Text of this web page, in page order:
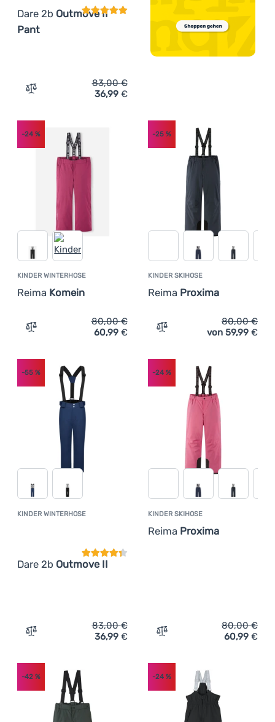
Dare 2b Outmove II
Pant
Zum Vergleich 'Kinderhose Dare 2b Outmove II Pant'
83,00€
36,99 €
KINDER WINTERHOSE
Reima Komein
-24 %
Zum Vergleich 'Kinder Winterhose Reima Komein'
80,00€
60,99 €
KINDER SKIHOSE
Reima Proxima
-25%
Zum Vergleich 'Kinder
80,00€
von 59,99 €
KINDER WINTERHOSE
Dare 2b Outmove II
Kundenbewertung
-55 %
Zum Vergleich 'Kinder Winterhose Dare 2b Outmove II'
83,00€
36,99 €
KINDER SKIHOSE
Reima Proxima
-24%
Zum Vergleich 'Kinder
80,00€
60,99 €
-42 % -24%